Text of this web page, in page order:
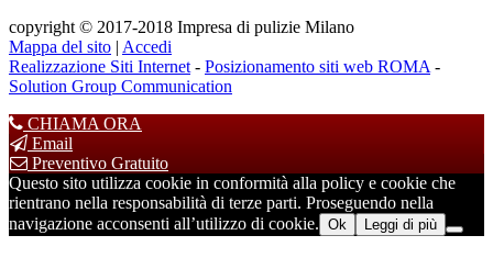
copyright © 2017-2018 Impresa di pulizie Milano
Mappa del sito | Accedi
Realizzazione Siti Internet - Posizionamento siti web ROMA -
Solution Group Communication
CHIAMA ORA
Email
Preventivo Gratuito
Questo sito utilizza cookie in conformità alla policy e cookie che
rientrano nella responsabilità di terze parti. Proseguendo nella
navigazione acconsenti all’utilizzo di cookie. Ok Leggi di più